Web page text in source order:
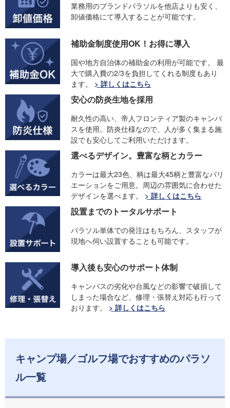
業務用のブランドパラソルを他店よりも安く、
卸値価格にて導入することが可能です。
補助金制度使用OK！お得に導入
国や地方自治体の補助金の利用が可能です。 最
大で購入費の2/3を負担してくれる制度もあり
ます。 > 詳しくはこちら
安心の防炎生地を採用
耐久性の高い、帝人フロンティア製のキャンバ
スを使用。防炎仕様なので、人が多く集まる施
設でも安心してご利用いただけます。
選べるデザイン。豊富な柄とカラー
カラーは最大23色、柄は最大45柄と豊富なバリ
エーションをご用意。周辺の雰囲気に合わせた
デザインを選べます。 > 詳しくはこちら
設置までのトータルサポート
パラソル単体での発注はもちろん、スタッフが
現地へ伺い設置することも可能です。
導入後も安心のサポート体制
キャンバスの劣化や台風などの影響で破損して
しまった場合など、修理・張替え対応も行って
おります。 > 詳しくはこちら
キャンプ場／ゴルフ場でおすすめのパラソ
ル一覧